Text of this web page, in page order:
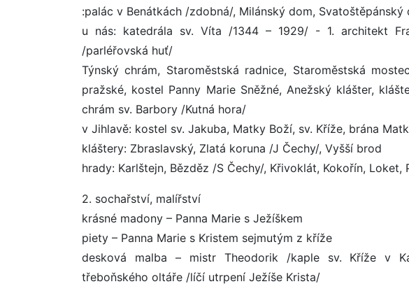
:palác v Benátkách /zdobná/, Milánský dom, Svatoštěpánský
u nás: katedrála sv. Víta /1344 – 1929/ - 1. architekt
/parléřovská huť/
Týnský chrám, Staroměstská radnice, Staroměstská
pražské, kostel Panny Marie Sněžné, Anežský klášter,
chrám sv. Barbory /Kutná hora/
v Jihlavě: kostel sv. Jakuba, Matky Boží, sv. Kříže, brána
kláštery: Zbraslavský, Zlatá koruna /J Čechy/, Vyšší brod
hrady: Karlštejn, Bězděz /S Čechy/, Křivoklát, Kokořín, Loket,
2. sochařství, malířství
krásné madony – Panna Marie s Ježíškem
piety – Panna Marie s Kristem sejmutým z kříže
desková malba – mistr Theodorik /kaple sv. Kříže v
třeboňského oltáře /líčí utrpení Ježíše Krista/